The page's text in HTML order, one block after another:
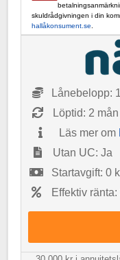
skuldrådgivningen i din
hallåkonsument.se
Lånebelopp:
Löptid: 2
Läs mer om
Utan UC: Ja
Startavgift: 0
Effektiv